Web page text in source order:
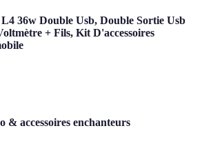
36w Double Usb, Double Sortie Usb
+ Fils, Kit D'accessoires
& accessoires enchanteurs